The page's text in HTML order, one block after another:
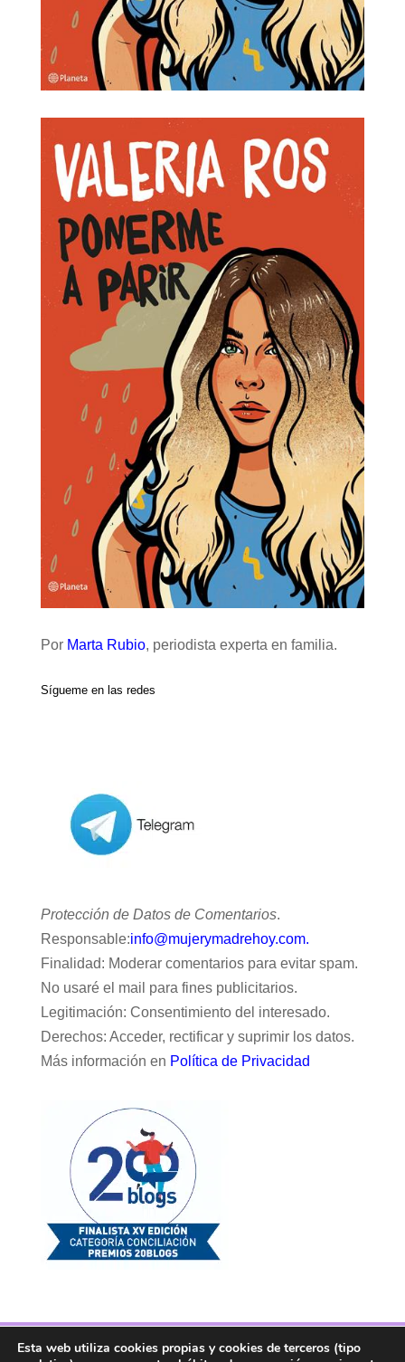
Por Marta Rubio, periodista experta en familia.
Sígueme en las redes
Protección de Datos de Comentarios.
Responsable:info@mujerymadrehoy.com.
Finalidad: Moderar comentarios para evitar spam.
No usaré el mail para fines publicitarios.
Legitimación: Consentimiento del interesado.
Derechos: Acceder, rectificar y suprimir los datos.
Más información en Política de Privacidad
Facebook Twitter Telegram RSS
Esta web utiliza cookies propias y cookies de terceros (tipo